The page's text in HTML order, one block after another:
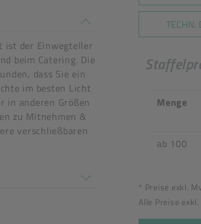
stimmen nicht überein
ist der Einwegteller
beim Catering. Die
dass Sie ein
im besten Licht
in anderen Größen
zu Mitnehmen &
verschließbaren
TECHN.
Menge
ab 100
* Preise exkl.
Alle Preise